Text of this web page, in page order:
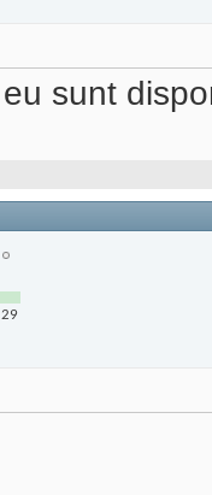
sunt
29